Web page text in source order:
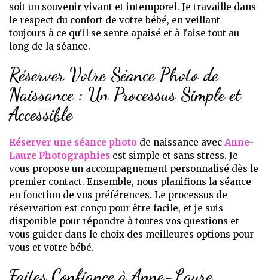
soit un souvenir vivant et intemporel. Je travaille dans
le respect du confort de votre bébé, en veillant
toujours à ce qu'il se sente apaisé et à l'aise tout au
long de la séance.
Réserver Votre Séance Photo de
Naissance : Un Processus Simple et
Accessible
Réserver une séance photo de naissance avec Anne-
Laure Photographies est simple et sans stress. Je
vous propose un accompagnement personnalisé dès le
premier contact. Ensemble, nous planifions la séance
en fonction de vos préférences. Le processus de
réservation est conçu pour être facile, et je suis
disponible pour répondre à toutes vos questions et
vous guider dans le choix des meilleures options pour
vous et votre bébé.